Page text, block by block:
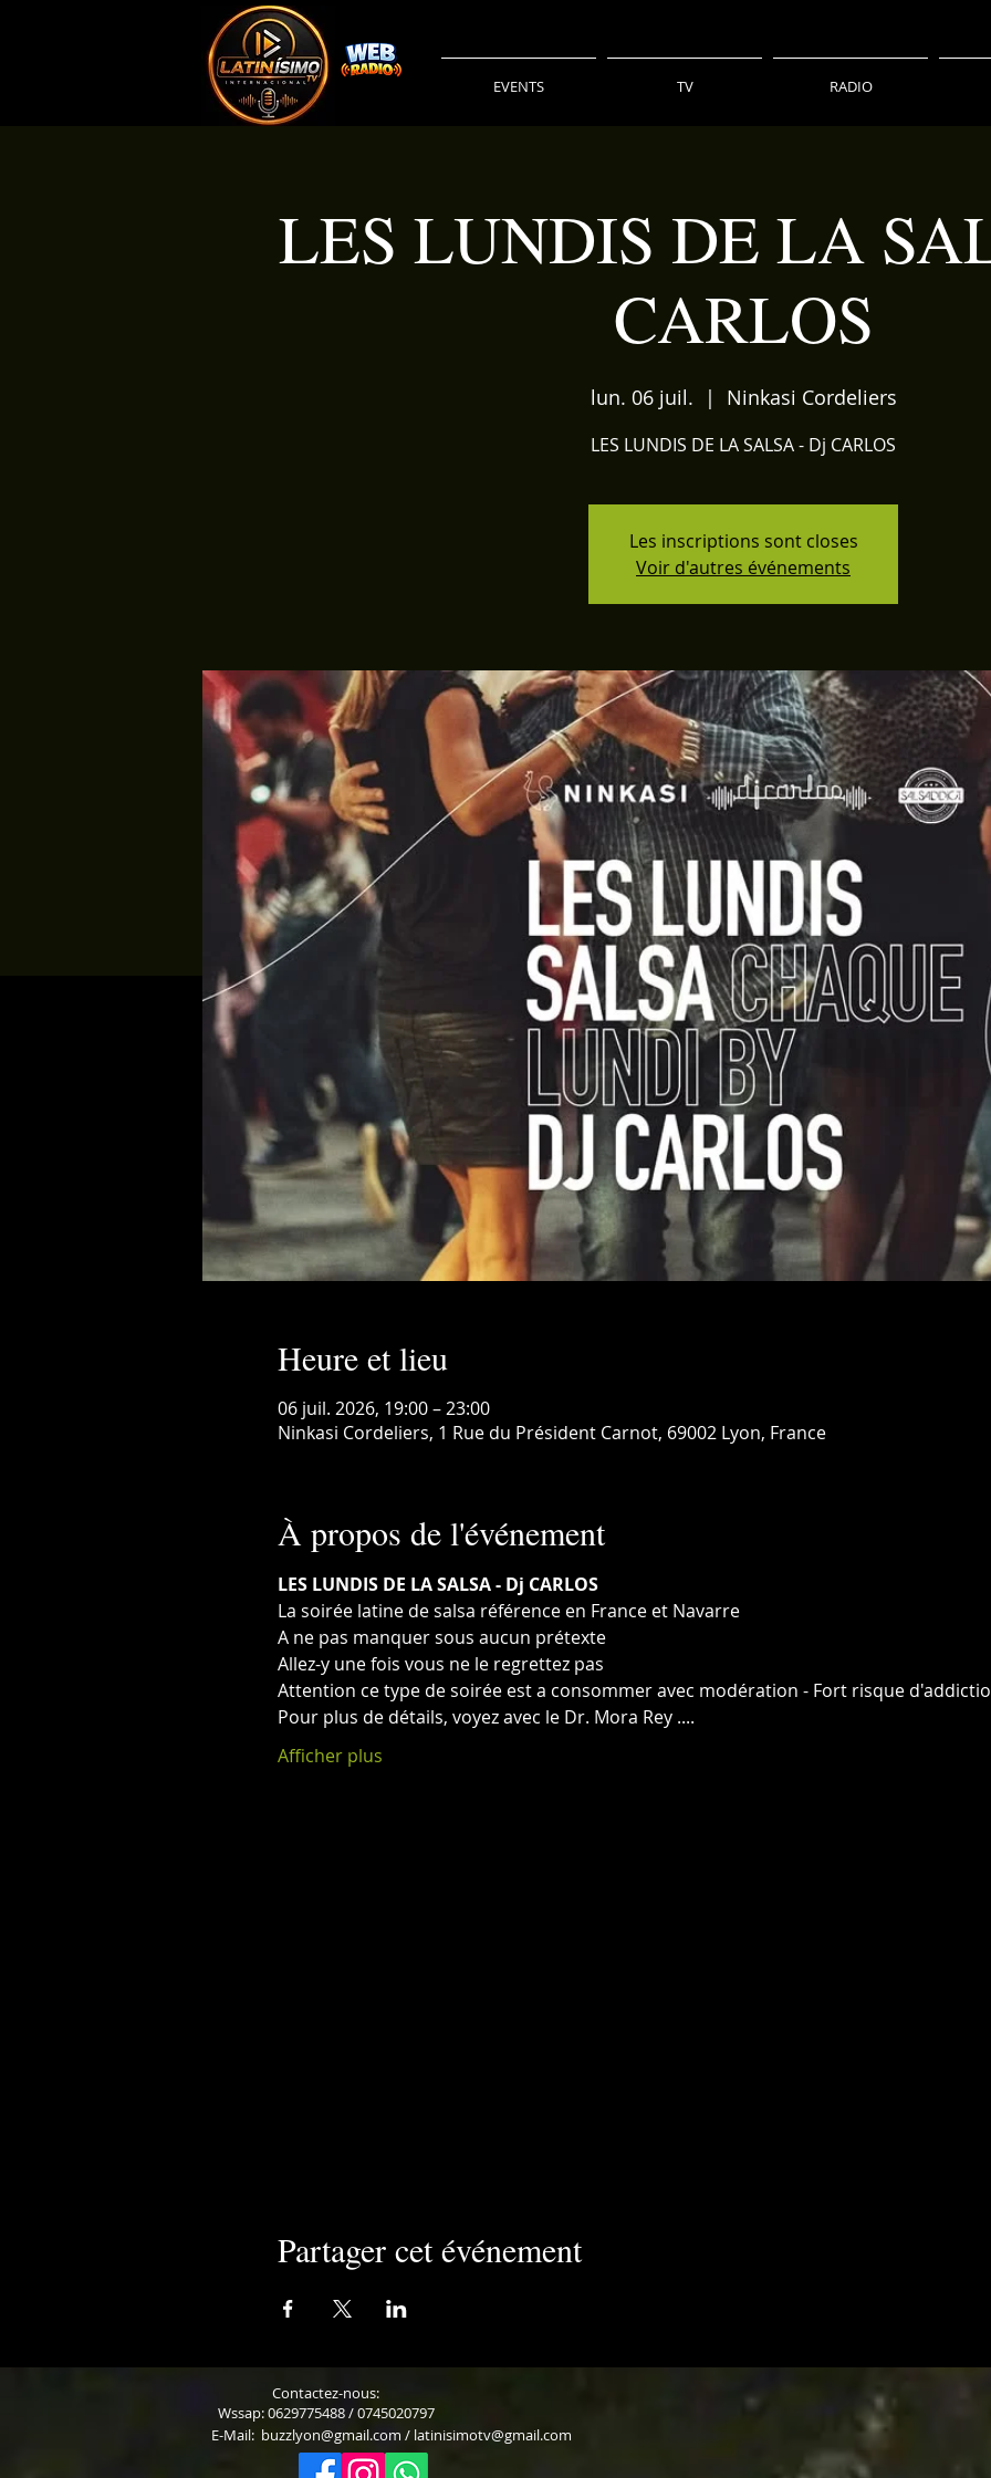
EVENTS TV RADIO
LES LUNDIS DE LA
CARLOS
lun. 06 juil.
  |
Ninkasi Cordeliers
LES LUNDIS DE LA SALSA - Dj CARLOS
Les inscriptions sont closes
Voir d'autres événements
Heure et lieu
06 juil. 2026, 19:00 – 23:00
Ninkasi Cordeliers, 1 Rue du Président Carnot, 69002 Lyon, France
À propos de l'événement
LES LUNDIS DE LA SALSA - Dj CARLOS
La soirée latine de salsa référence en France et Navarre
A ne pas manquer sous aucun prétexte
Allez-y une fois vous ne le regrettez pas
Attention ce type de soirée est a consommer avec modération - Fort risque
Pour plus de détails, voyez avec le Dr. Mora Rey ....
Afficher plus
Partager cet événement
Contactez-nous:
Wssap: 0629775488 / 0745020797
E-Mail: buzzlyon@gmail.com / latinisimotv@gmail.com